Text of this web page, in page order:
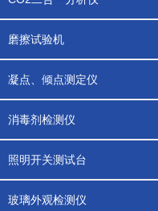
磨擦试验机
凝点、倾点测定仪
消毒剂检测仪
照明开关测试台
玻璃外观检测仪